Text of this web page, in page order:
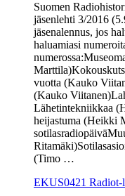
Suomen
jäsenlehti 3/2016
jäsenalennus, jos
haluamiasi
vuotta (Kauko
(Kauko
Lähetintekniikkaa
heijastuma (Heikki
(Timo …
EKUS0421 Radiot-